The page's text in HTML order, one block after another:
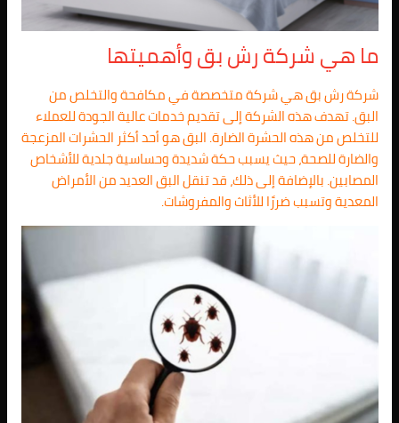
ما هي شركة رش بق وأهميتها
شركة رش بق هي شركة متخصصة في مكافحة والتخلص من
البق. تهدف هذه الشركة إلى تقديم خدمات عالية الجودة للعملاء
للتخلص من هذه الحشرة الضارة. البق هو أحد أكثر الحشرات المزعجة
والضارة للصحة، حيث يسبب حكة شديدة وحساسية جلدية للأشخاص
المصابين. بالإضافة إلى ذلك، قد تنقل البق العديد من الأمراض
المعدية وتسبب ضررًا للأثاث والمفروشات.